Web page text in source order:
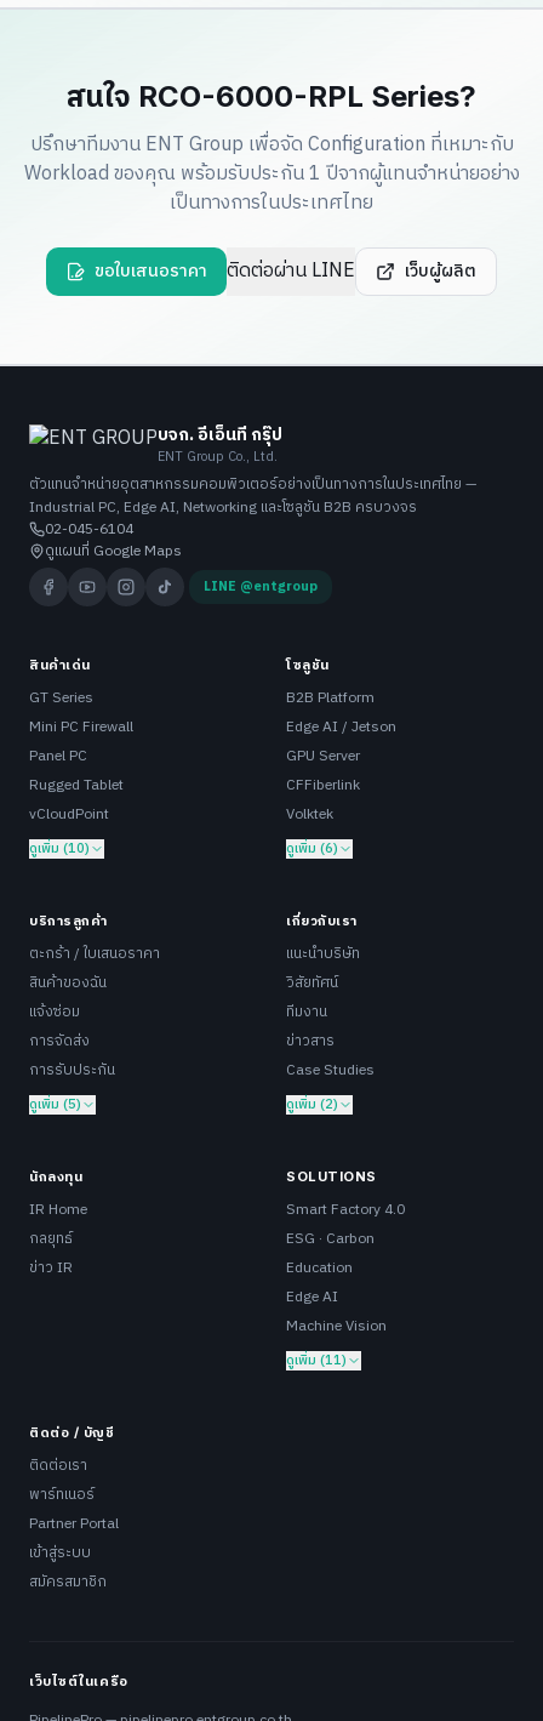
สนใจ RCO-6000-RPL Series?
ปรึกษาทีมงาน ENT Group เพื่อจัด Configuration ที่เหมาะกับ
Workload ของคุณ พร้อมรับประกัน 1 ปีจากผู้แทนจำหน่ายอย่าง
เป็นทางการในประเทศไทย
ขอใบเสนอราคา ติดต่อผ่าน LINE เว็บผู้ผลิต
บจก. อีเอ็นที กรุ๊ป
ENT Group Co., Ltd.
ตัวแทนจำหน่ายอุตสาหกรรมคอมพิวเตอร์อย่างเป็นทางการในประเทศไทย —
Industrial PC, Edge AI, Networking และโซลูชัน B2B ครบวงจร
02-045-6104
ดูแผนที่ Google Maps
LINE @entgroup
สินค้าเด่น
GT Series
Mini PC Firewall
Panel PC
Rugged Tablet
vCloudPoint
ดูเพิ่ม (10)
โซลูชัน
B2B Platform
Edge AI / Jetson
GPU Server
CFFiberlink
Volktek
ดูเพิ่ม (6)
บริการลูกค้า
ตะกร้า / ใบเสนอราคา
สินค้าของฉัน
แจ้งซ่อม
การจัดส่ง
การรับประกัน
ดูเพิ่ม (5)
เกี่ยวกับเรา
แนะนำบริษัท
วิสัยทัศน์
ทีมงาน
ข่าวสาร
Case Studies
ดูเพิ่ม (2)
นักลงทุน
IR Home
กลยุทธ์
ข่าว IR
SOLUTIONS
Smart Factory 4.0
ESG · Carbon
Education
Edge AI
Machine Vision
ดูเพิ่ม (11)
ติดต่อ / บัญชี
ติดต่อเรา
พาร์ทเนอร์
Partner Portal
เข้าสู่ระบบ
สมัครสมาชิก
เว็บไซต์ในเครือ